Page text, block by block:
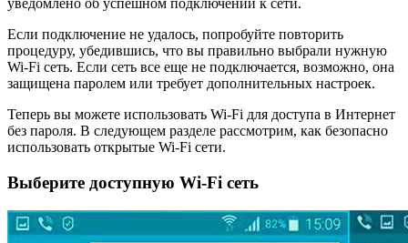
уведомлено об успешном подключении к сети.
Если подключение не удалось, попробуйте повторить
процедуру, убедившись, что вы правильно выбрали нужную
Wi-Fi сеть. Если сеть все еще не подключается, возможно, она
защищена паролем или требует дополнительных настроек.
Теперь вы можете использовать Wi-Fi для доступа в Интернет
без пароля. В следующем разделе рассмотрим, как безопасно
использовать открытые Wi-Fi сети.
Выберите доступную Wi-Fi сеть